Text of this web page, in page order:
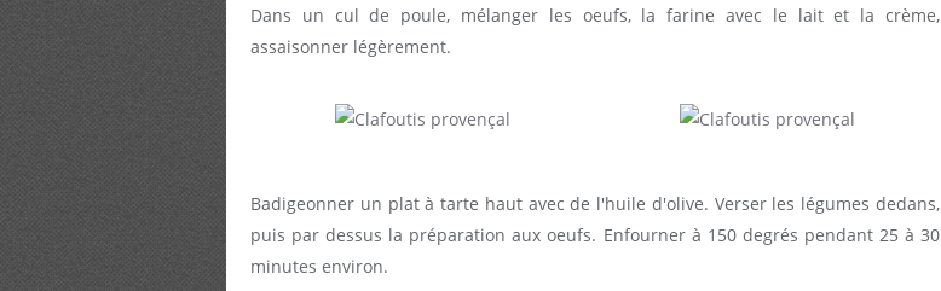
Dans un cul de poule, mélanger les oeufs, la farine avec le lait et la crème,
assaisonner légèrement.
Badigeonner un plat à tarte haut avec de l'huile d'olive. Verser les légumes dedans,
puis par dessus la préparation aux oeufs. Enfourner à 150 degrés pendant 25 à 30
minutes environ.